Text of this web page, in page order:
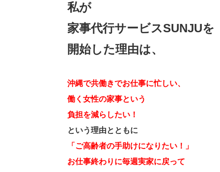
私が
家事代行サービスSUNJUを
開始した理由は、
沖縄で共働きでお仕事に忙しい、
働く女性の家事という
負担を減らしたい！
という理由とともに
「ご高齢者の手助けになりたい！」
お仕事終わりに毎週実家に戻って